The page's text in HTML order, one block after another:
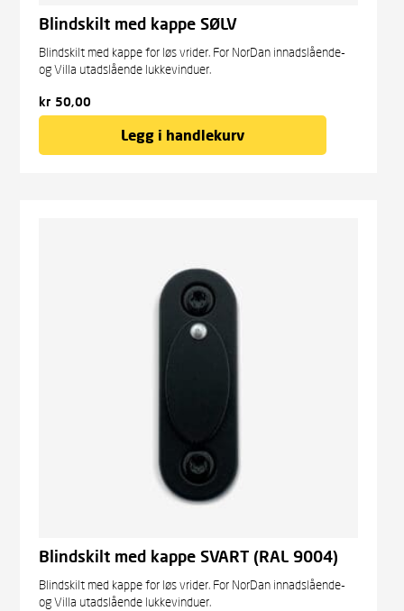
Blindskilt med kappe SØLV
Blindskilt med kappe for løs vrider. For NorDan innadslående-
og Villa utadslående lukkevinduer.
kr 50,00
Legg i handlekurv
Blindskilt med kappe SVART (RAL 9004)
Blindskilt med kappe for løs vrider. For NorDan innadslående-
og Villa utadslående lukkevinduer.